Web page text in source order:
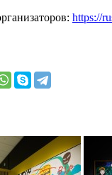
https://